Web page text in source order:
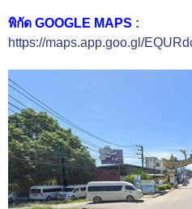
พิกัด GOOGLE MAPS :
https://maps.app.goo.gl/